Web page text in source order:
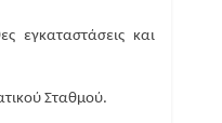
εγκαταστάσεις και
Σταθμού.